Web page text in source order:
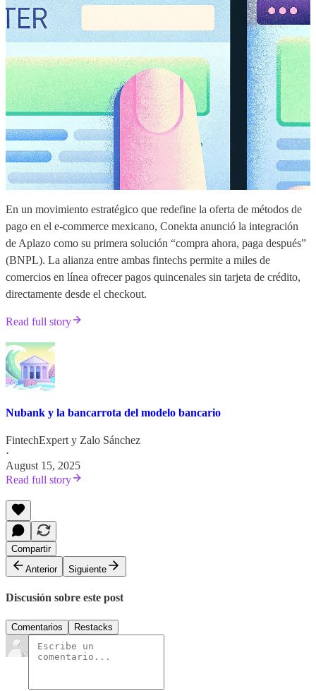
En un movimiento estratégico que redefine la oferta de métodos de
pago en el e-commerce mexicano, Conekta anunció la integración
de Aplazo como su primera solución “compra ahora, paga después”
(BNPL). La alianza entre ambas fintechs permite a miles de
comercios en línea ofrecer pagos quincenales sin tarjeta de crédito,
directamente desde el checkout.
Read full story
Nubank y la bancarrota del modelo bancario
FintechExpert y Zalo Sánchez
·
August 15, 2025
Read full story
Compartir
Anterior
Siguiente
Discusión sobre este post
Comentarios Restacks